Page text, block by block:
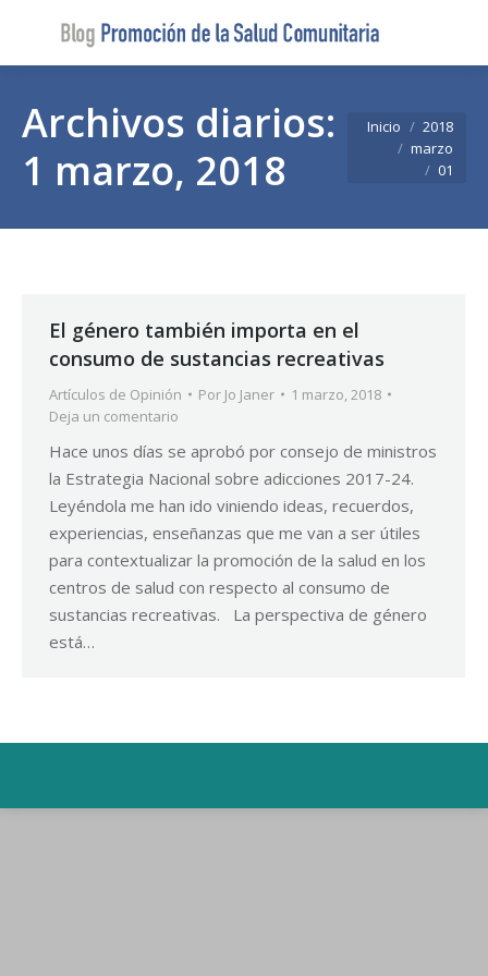
Archivos diarios:
1 marzo, 2018
Estás aquí:
Inicio
2018
marzo
01
El género también importa en el
consumo de sustancias recreativas
Artículos de Opinión Por Jo Janer
1 marzo, 2018
Deja un comentario
Hace unos días se aprobó por consejo de ministros
la Estrategia Nacional sobre adicciones 2017-24.
Leyéndola me han ido viniendo ideas, recuerdos,
experiencias, enseñanzas que me van a ser útiles
para contextualizar la promoción de la salud en los
centros de salud con respecto al consumo de
sustancias recreativas. La perspectiva de género
está…